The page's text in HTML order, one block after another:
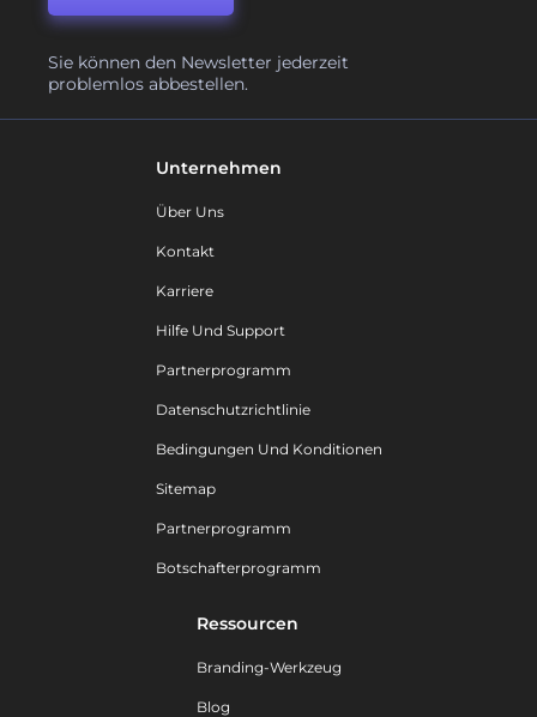
Sie können den Newsletter jederzeit
problemlos abbestellen.
Unternehmen
Über Uns
Kontakt
Karriere
Hilfe Und Support
Partnerprogramm
Datenschutzrichtlinie
Bedingungen Und Konditionen
Sitemap
Partnerprogramm
Botschafterprogramm
Ressourcen
Branding-Werkzeug
Blog